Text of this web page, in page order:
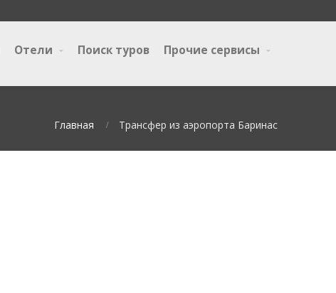
Отели Поиск туров Прочие сервисы
Главная Трансфер из аэропорта Баринас